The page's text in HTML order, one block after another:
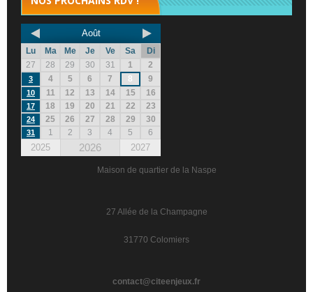
Août
Lu Ma Me Je Ve Sa
Di
27
28 29 30 31 1 2
3 4 5 6 7 8 9
10 11 12 13 14 15 16
17 18 19 20 21 22 23
24 25 26 27 28 29 30
31 1 2 3 4 5 6
2025 2026 2027
Maison de quartier de la Naspe
27 Allée de la Champagne
31770 Colomiers
contact@citeenjeux.fr